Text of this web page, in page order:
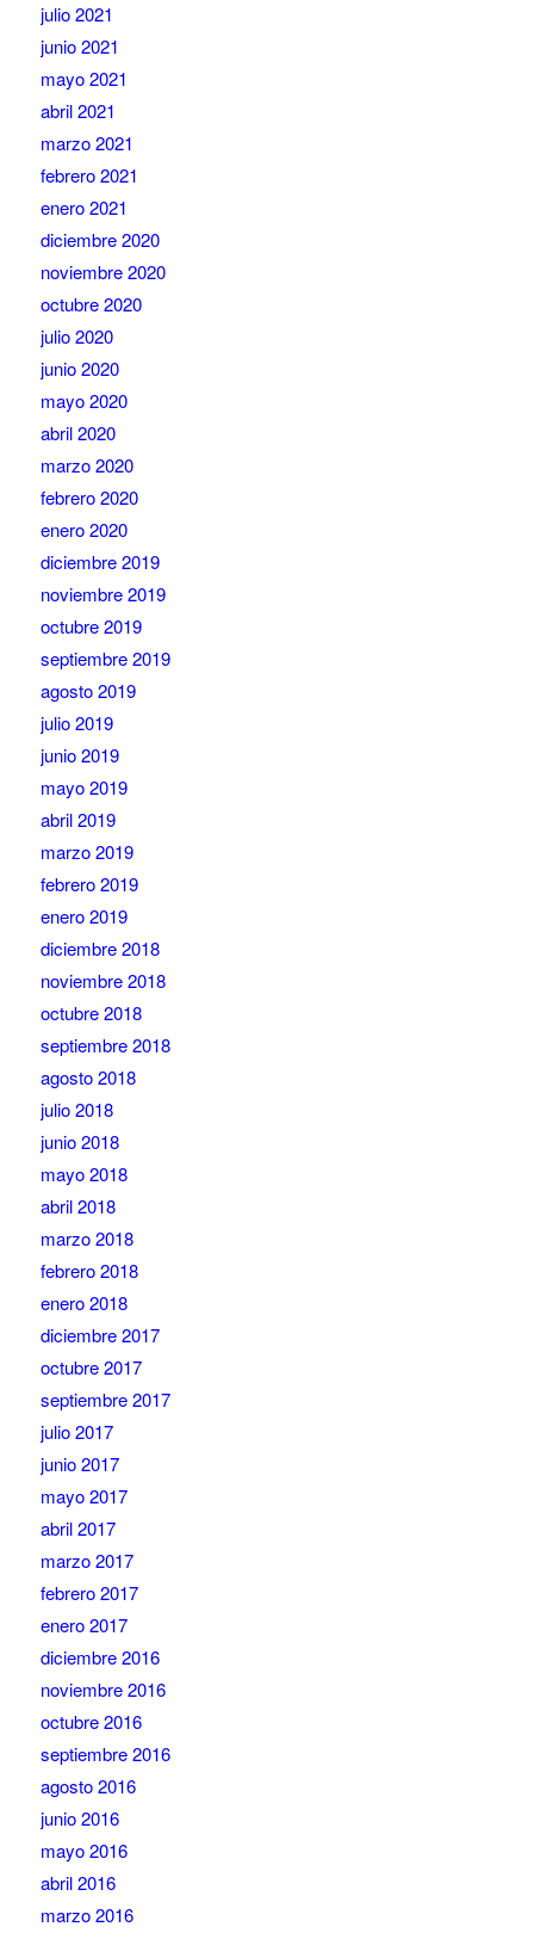
julio 2021
junio 2021
mayo 2021
abril 2021
marzo 2021
febrero 2021
enero 2021
diciembre 2020
noviembre 2020
octubre 2020
julio 2020
junio 2020
mayo 2020
abril 2020
marzo 2020
febrero 2020
enero 2020
diciembre 2019
noviembre 2019
octubre 2019
septiembre 2019
agosto 2019
julio 2019
junio 2019
mayo 2019
abril 2019
marzo 2019
febrero 2019
enero 2019
diciembre 2018
noviembre 2018
octubre 2018
septiembre 2018
agosto 2018
julio 2018
junio 2018
mayo 2018
abril 2018
marzo 2018
febrero 2018
enero 2018
diciembre 2017
octubre 2017
septiembre 2017
julio 2017
junio 2017
mayo 2017
abril 2017
marzo 2017
febrero 2017
enero 2017
diciembre 2016
noviembre 2016
octubre 2016
septiembre 2016
agosto 2016
junio 2016
mayo 2016
abril 2016
marzo 2016